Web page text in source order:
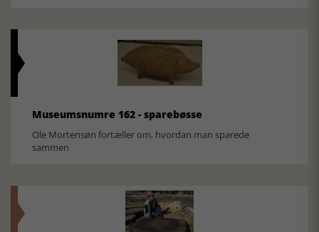
Museumsnumre 162 - sparebøsse
Ole Mortensøn fortæller om, hvordan man sparede
sammen